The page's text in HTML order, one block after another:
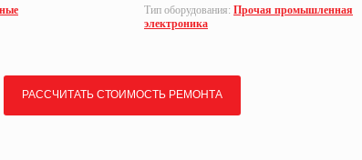
Тип оборудования: Прочая промышленная
электроника
РАССЧИТАТЬ СТОИМОСТЬ РЕМОНТА